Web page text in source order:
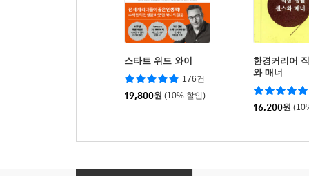
스타트 위드 와이
176건
19,800원 (10% 할인)
한경커리어
와 매너
16,200원